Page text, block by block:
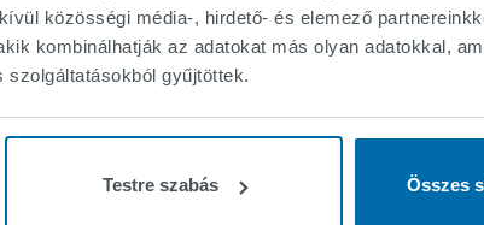
közösségi média-, hirdető- és elemező
kombinálhatják az adatokat más olyan adatokkal,
gyűjtöttek.
Testre szabás Összes
click for technical details